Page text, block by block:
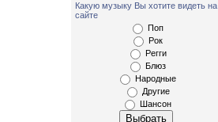
Какую музыку Вы хотите видеть на
сайте
Поп
Рок
Регги
Блюз
Народные
Другие
Шансон